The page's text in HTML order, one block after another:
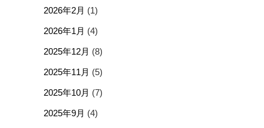
2026年2月 (1)
2026年1月 (4)
2025年12月 (8)
2025年11月 (5)
2025年10月 (7)
2025年9月 (4)